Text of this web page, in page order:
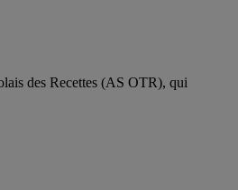
des Recettes (AS OTR), qui